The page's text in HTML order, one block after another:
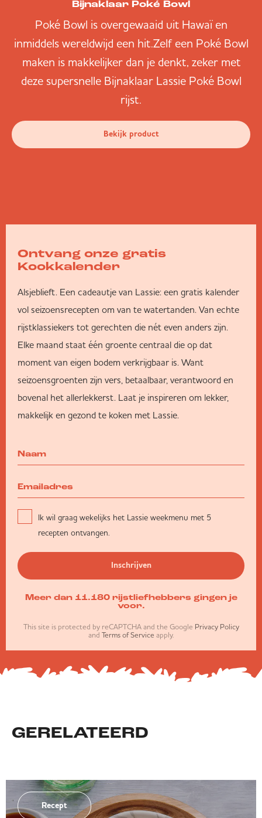
Bijnaklaar Poké Bowl
Poké Bowl is overgewaaid uit Hawaï en
inmiddels wereldwijd een hit.Zelf een Poké Bowl
maken is makkelijker dan je denkt, zeker met
deze supersnelle Bijnaklaar Lassie Poké Bowl
rijst.
Bekijk product
Ontvang onze gratis
Kookkalender
Alsjeblieft. Een cadeautje van Lassie: een gratis kalender
vol seizoensrecepten om van te watertanden. Van echte
rijstklassiekers tot gerechten die nét even anders zijn.
Elke maand staat één groente centraal die op dat
moment van eigen bodem verkrijgbaar is. Want
seizoensgroenten zijn vers, betaalbaar, verantwoord en
bovenal het allerlekkerst. Laat je inspireren om lekker,
makkelijk en gezond te koken met Lassie.
Ik wil graag wekelijks het Lassie weekmenu met 5
recepten ontvangen.
Inschrijven
Meer dan 11.180 rijstliefhebbers gingen je
voor.
This site is protected by reCAPTCHA and the Google Privacy Policy
and Terms of Service apply.
GERELATEERD
Recept